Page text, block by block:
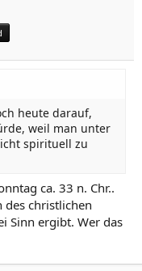
heute darauf,
weil man unter
spirituell zu
ca. 33 n. Chr..
des christlichen
Sinn ergibt. Wer das